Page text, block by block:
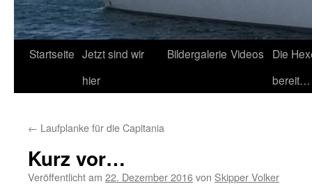
Startseite Jetzt sind wir
hier
Bildergalerie Videos
Die
bereit…
← Laufplanke für die Capitania
Kurz vor…
Veröffentlicht am 22. Dezember 2016von Skipper Volker